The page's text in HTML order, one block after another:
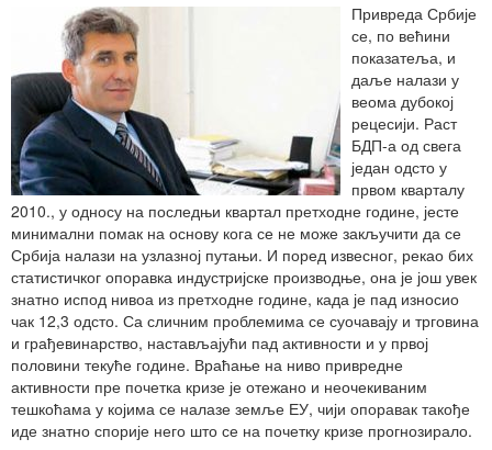
Привреда Србије
се, по већини
показатеља, и
даље налази у
веома дубокој
рецесији. Раст
БДП-а од свега
један одсто у
првом кварталу
2010., у односу на последњи квартал претходне године, јесте
минимални помак на основу кога се не може закључити да се
Србија налази на узлазној путањи. И поред извесног, рекао бих
статистичког опоравка индустријске производње, она је још увек
знатно испод нивоа из претходне године, када је пад износио
чак 12,3 одсто. Са сличним проблемима се суочавају и трговина
и грађевинарство, настављајући пад активности и у првој
половини текуће године. Враћање на ниво привредне
активности пре почетка кризе је отежано и неочекиваним
тешкоћама у којима се налазе земље ЕУ, чији опоравак такође
иде знатно спорије него што се на почетку кризе прогнозирало.